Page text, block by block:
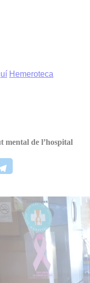
Hemeroteca
mental de l’hospital